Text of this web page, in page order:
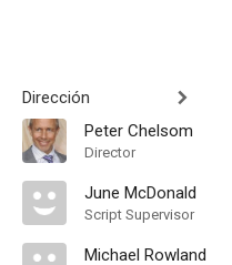
Dirección
Peter Chelsom
Director
June McDonald
Script Supervisor
Michael Rowland